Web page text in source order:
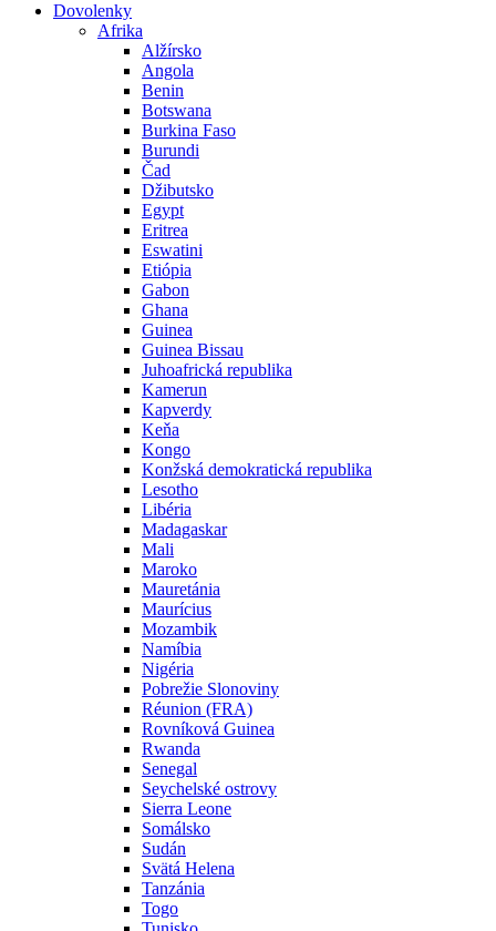
Dovolenky
Afrika
Alžírsko
Angola
Benin
Botswana
Burkina Faso
Burundi
Čad
Džibutsko
Egypt
Eritrea
Eswatini
Etiópia
Gabon
Ghana
Guinea
Guinea Bissau
Juhoafrická republika
Kamerun
Kapverdy
Keňa
Kongo
Konžská demokratická republika
Lesotho
Libéria
Madagaskar
Mali
Maroko
Mauretánia
Maurícius
Mozambik
Namíbia
Nigéria
Pobrežie Slonoviny
Réunion (FRA)
Rovníková Guinea
Rwanda
Senegal
Seychelské ostrovy
Sierra Leone
Somálsko
Sudán
Svätá Helena
Tanzánia
Togo